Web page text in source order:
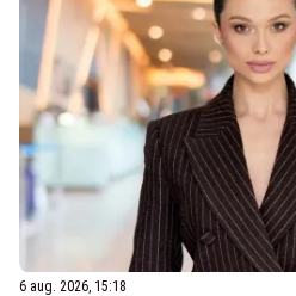
6 aug. 2026, 15:18